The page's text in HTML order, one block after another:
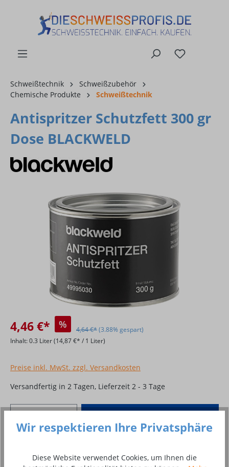
Schweißtechnik
Schweißzubehör
Chemische Produkte
Schweißtechnik
Antispritzer Schutzfett 300 gr
Dose BLACKWELD
Bildergalerie überspringen
4,46 €* % 4,64 €*(3.88% gespart)
Inhalt:0.3 Liter(14,87 €* / 1 Liter)
Preise inkl. MwSt. zzgl. Versandkosten
Versandfertig in 2 Tagen, Lieferzeit 2 - 3 Tage
Produkt Anzahl: Gib den gewünschten
In den Warenkorb
Zum Merkzettel hinzufügen
Wir respektieren Ihre Privatsphäre
Diese Website verwendet Cookies, um Ihnen die